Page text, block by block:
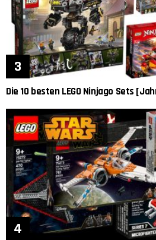
Die 10 besten LEGO Ninjago Sets